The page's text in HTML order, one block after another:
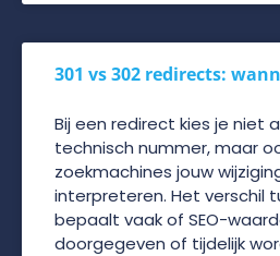
301 vs 302 redirects:
Bij een redirect kies je niet
technisch nummer, maar
zoekmachines jouw
interpreteren. Het verschil
bepaalt vaak of SEO-
doorgegeven of tijdelijk